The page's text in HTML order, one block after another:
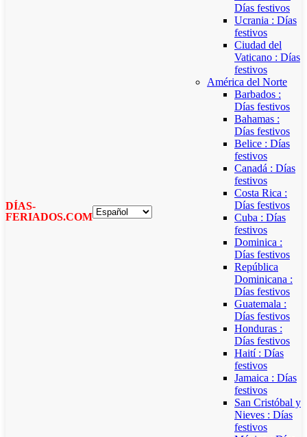
DÍAS-
FERIADOS.COM
Días festivos
Ucrania : Días
festivos
Ciudad del
Vaticano : Días
festivos
América del Norte
Barbados :
Días festivos
Bahamas :
Días festivos
Belice : Días
festivos
Canadá : Días
festivos
Costa Rica :
Días festivos
Cuba : Días
festivos
Dominica :
Días festivos
República
Dominicana :
Días festivos
Guatemala :
Días festivos
Honduras :
Días festivos
Haití : Días
festivos
Jamaica : Días
festivos
San Cristóbal y
Nieves : Días
festivos